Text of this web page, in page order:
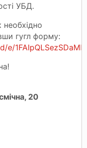
УБД.
гугл форму:
20